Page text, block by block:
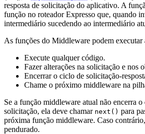
resposta de solicitação do aplicativo. A
função no roteador Expresso que, quando
intermediário sucedendo ao intermediário
As funções do Middleware podem executar
Execute qualquer código.
Fazer alterações na solicitação e nos
Encerrar o ciclo de solicitação-
Chame o próximo middleware na
Se a função middleware atual não encerra o
solicitação, ela deve chamar next() para
próxima função middleware. Caso
pendurado.